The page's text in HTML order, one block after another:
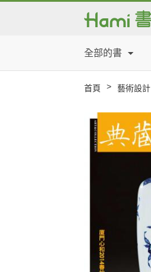
全部的書
首頁 > 藝術設計